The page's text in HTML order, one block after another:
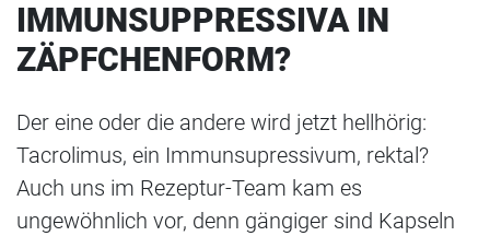
IMMUNSUPPRESSIVA IN
ZÄPFCHENFORM?
Der eine oder die andere wird jetzt hellhörig:
Tacrolimus, ein Immunsupressivum, rektal?
Auch uns im Rezeptur-Team kam es
ungewöhnlich vor, denn gängiger sind Kapseln